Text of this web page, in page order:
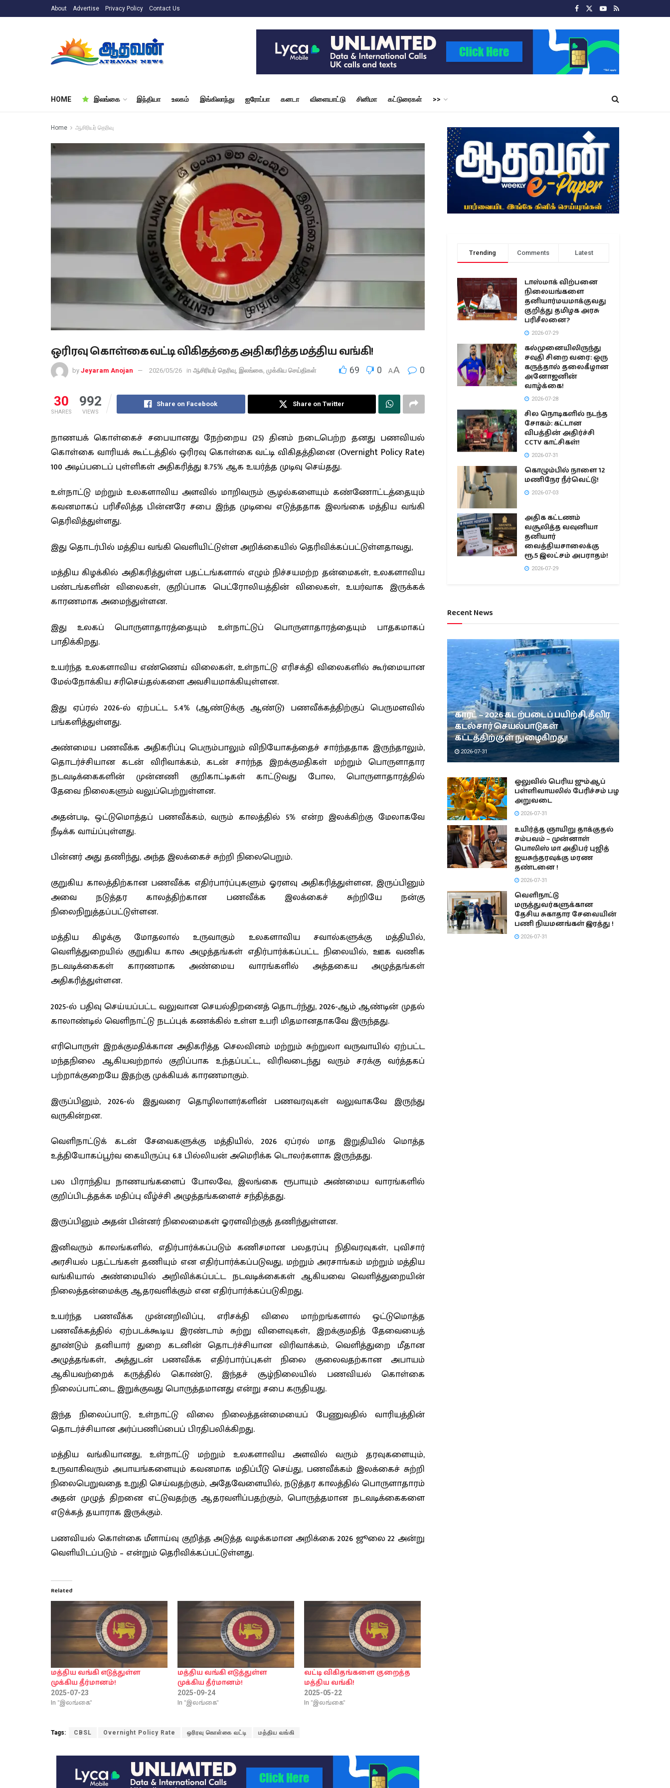
About Advertise Privacy Policy Contact Us
HOME இலங்கை இந்தியா உலகம் இங்கிலாந்து ஐரோப்பா கனடா விளையாட்டு சினிமா கட்டுரைகள் >>
Home ஆசிரியர் தெரிவு
ஒரிரவு கொள்கை வட்டி விகிதத்தை அதிகரித்த மத்திய வங்கி!
by Jeyaram Anojan 2026/05/26 in ஆசிரியர் தெரிவு இலங்கை முக்கிய செய்திகள் 69 0 AA 0
30
SHARES
992
VIEWS
Share on Facebook Share on Twitter
நாணயக் கொள்கைச் சபையானதுநேற்றைய (25) தினம் நடைபெற்ற தனது பணவியல்
கொள்கை வாரியக் கூட்டத்தில் ஒரிரவு கொள்கை வட்டி விகிதத்தினை (Overnight Policy Rate)
100 அடிப்படைப் புள்ளிகள் அதிகரித்து 8.75% ஆக உயர்த்த முடிவு செய்தது.
உள்நாட்டு மற்றும் உலகளாவிய அளவில் மாறிவரும் சூழல்களையும் கண்ணோட்டத்தையும்
கவனமாகப் பரிசீலித்த பின்னரே சபை இந்த முடிவை எடுத்ததாக இலங்கை மத்திய வங்கி
தெரிவித்துள்ளது.
இது தொடர்பில் மத்திய வங்கி வெளியிட்டுள்ள அறிக்கையில் தெரிவிக்கப்பட்டுள்ளதாவது,
மத்திய கிழக்கில் அதிகரித்துள்ள பதட்டங்களால் எழும் நிச்சயமற்ற தன்மைகள், உலகளாவிய
பண்டங்களின் விலைகள், குறிப்பாக பெட்ரோலியத்தின் விலைகள், உயர்வாக இருக்கக்
காரணமாக அமைந்துள்ளன.
இது உலகப் பொருளாதாரத்தையும் உள்நாட்டுப் பொருளாதாரத்தையும் பாதகமாகப்
பாதிக்கிறது.
உயர்ந்த உலகளாவிய எண்ணெய் விலைகள், உள்நாட்டு எரிசக்தி விலைகளில் கூர்மையான
மேல்நோக்கிய சரிசெய்தல்களை அவசியமாக்கியுள்ளன.
இது ஏப்ரல் 2026-ல் ஏற்பட்ட 5.4% (ஆண்டுக்கு ஆண்டு) பணவீக்கத்திற்குப் பெருமளவில்
பங்களித்துள்ளது.
அண்மைய பணவீக்க அதிகரிப்பு பெரும்பாலும் விநியோகத்தைச் சார்ந்ததாக இருந்தாலும்,
தொடர்ச்சியான கடன் விரிவாக்கம், கடன் சார்ந்த இறக்குமதிகள் மற்றும் பொருளாதார
நடவடிக்கைகளின் முன்னணி குறிகாட்டிகள் காட்டுவது போல, பொருளாதாரத்தில்
தேவைநிலைகளும் வலுப்பெற்றுள்ளன.
அதன்படி, ஒட்டுமொத்தப் பணவீக்கம், வரும் காலத்தில் 5% என்ற இலக்கிற்கு மேலாகவே
நீடிக்க வாய்ப்புள்ளது.
பின்னர் அது தணிந்து, அந்த இலக்கைச் சுற்றி நிலைபெறும்.
குறுகிய காலத்திற்கான பணவீக்க எதிர்பார்ப்புகளும் ஓரளவு அதிகரித்துள்ளன, இருப்பினும்
அவை நடுத்தர காலத்திற்கான பணவீக்க இலக்கைச் சுற்றியே நன்கு
நிலைநிறுத்தப்பட்டுள்ளன.
மத்திய கிழக்கு மோதலால் உருவாகும் உலகளாவிய சவால்களுக்கு மத்தியில்,
வெளித்துறையில் குறுகிய கால அழுத்தங்கள் எதிர்பார்க்கப்பட்ட நிலையில், ஊக வணிக
நடவடிக்கைகள் காரணமாக அண்மைய வாரங்களில் அத்தகைய அழுத்தங்கள்
அதிகரித்துள்ளன.
2025-ல் பதிவு செய்யப்பட்ட வலுவான செயல்திறனைத் தொடர்ந்து, 2026-ஆம் ஆண்டின் முதல்
காலாண்டில் வெளிநாட்டு நடப்புக் கணக்கில் உள்ள உபரி மிதமானதாகவே இருந்தது.
எரிபொருள் இறக்குமதிக்கான அதிகரித்த செலவினம் மற்றும் சுற்றுலா வருவாயில் ஏற்பட்ட
மந்தநிலை ஆகியவற்றால் குறிப்பாக உந்தப்பட்ட, விரிவடைந்து வரும் சரக்கு வர்த்தகப்
பற்றாக்குறையே இதற்கு முக்கியக் காரணமாகும்.
இருப்பினும், 2026-ல் இதுவரை தொழிலாளர்களின் பணவரவுகள் வலுவாகவே இருந்து
வருகின்றன.
வெளிநாட்டுக் கடன் சேவைகளுக்கு மத்தியில், 2026 ஏப்ரல் மாத இறுதியில் மொத்த
உத்தியோகப்பூர்வ கையிருப்பு 6.8 பில்லியன் அமெரிக்க டொலர்களாக இருந்தது.
பல பிராந்திய நாணயங்களைப் போலவே, இலங்கை ரூபாயும் அண்மைய வாரங்களில்
குறிப்பிடத்தக்க மதிப்பு வீழ்ச்சி அழுத்தங்களைச் சந்தித்தது.
இருப்பினும் அதன் பின்னர் நிலைமைகள் ஓரளவிற்குத் தணிந்துள்ளன.
இனிவரும் காலங்களில், எதிர்பார்க்கப்படும் கணிசமான பலதரப்பு நிதிவரவுகள், புவிசார்
அரசியல் பதட்டங்கள் தணியும் என எதிர்பார்க்கப்படுவது, மற்றும் அரசாங்கம் மற்றும் மத்திய
வங்கியால் அண்மையில் அறிவிக்கப்பட்ட நடவடிக்கைகள் ஆகியவை வெளித்துறையின்
நிலைத்தன்மைக்கு ஆதரவளிக்கும் என எதிர்பார்க்கப்படுகிறது.
உயர்ந்த பணவீக்க முன்னறிவிப்பு, எரிசக்தி விலை மாற்றங்களால் ஒட்டுமொத்த
பணவீக்கத்தில் ஏற்படக்கூடிய இரண்டாம் சுற்று விளைவுகள், இறக்குமதித் தேவையைத்
தூண்டும் தனியார் துறை கடனின் தொடர்ச்சியான விரிவாக்கம், வெளித்துறை மீதான
அழுத்தங்கள், அத்துடன் பணவீக்க எதிர்பார்ப்புகள் நிலை குலைவதற்கான அபாயம்
ஆகியவற்றைக் கருத்தில் கொண்டு, இந்தச் சூழ்நிலையில் பணவியல் கொள்கை
நிலைப்பாட்டை இறுக்குவது பொருத்தமானது என்று சபை கருதியது.
இந்த நிலைப்பாடு, உள்நாட்டு விலை நிலைத்தன்மையைப் பேணுவதில் வாரியத்தின்
தொடர்ச்சியான அர்ப்பணிப்பைப் பிரதிபலிக்கிறது.
மத்திய வங்கியானது, உள்நாட்டு மற்றும் உலகளாவிய அளவில் வரும் தரவுகளையும்,
உருவாகிவரும் அபாயங்களையும் கவனமாக மதிப்பீடு செய்து, பணவீக்கம் இலக்கைச் சுற்றி
நிலைபெறுவதை உறுதி செய்வதற்கும், அதேவேளையில், நடுத்தர காலத்தில் பொருளாதாரம்
அதன் முழுத் திறனை எட்டுவதற்கு ஆதரவளிப்பதற்கும், பொருத்தமான நடவடிக்கைகளை
எடுக்கத் தயாராக இருக்கும்.
பணவியல் கொள்கை மீளாய்வு குறித்த அடுத்த வழக்கமான அறிக்கை 2026 ஜூலை 22 அன்று
வெளியிடப்படும் – என்றும் தெரிவிக்கப்பட்டுள்ளது.
Related
மத்திய வங்கி எடுத்துள்ள
முக்கிய தீர்மானம்!
2025-07-23
In "இலங்கை"
மத்திய வங்கி எடுத்துள்ள
முக்கிய தீர்மானம்!
2025-09-24
In "இலங்கை"
வட்டி விகிதங்களை குறைத்த
மத்திய வங்கி!
2025-05-22
In "இலங்கை"
Tags: CBSL Overnight Policy Rate ஒரிரவு கொள்கை வட்டி மத்திய வங்கி
Trending Comments Latest
டாஸ்மாக் விற்பனை
நிலையங்களை
தனியார்மயமாக்குவது
குறித்து தமிழக அரசு
பரிசீலனை?
2026-07-29
கல்முனையிலிருந்து
சவுதி சிறை வரை: ஒரு
கருத்தால் தலைகீழான
அனோஜனின்
வாழ்க்கை!
2026-07-28
சில நொடிகளில் நடந்த
சோகம்: கட்டான
விபத்தின் அதிர்ச்சி
CCTV காட்சிகள்!
2026-07-31
கொழும்பில் நாளை 12
மணிநேர நீர்வெட்டு!
2026-07-03
அதிக கட்டணம்
வசூலித்த வவுனியா
தனியார்
வைத்தியசாலைக்கு
ரூ.5 இலட்சம் அபராதம்!
2026-07-29
Recent News
காரட் – 2026 கடற்படைப் பயிற்சி, தீவிர
கடல்சார் செயல்பாடுகள்
கட்டத்திற்குள் நுழைகிறது!
2026-07-31
ஒலுவில் பெரிய ஜும்ஆப்
பள்ளிவாயலில் பேரிச்சம் பழ
அறுவடை
2026-07-31
உயிர்த்த ஞாயிறு தாக்குதல்
சம்பவம் – முன்னாள்
பொலிஸ் மா அதிபர் புஜித்
ஜயசுந்தரவுக்கு மரண
தண்டனை !
2026-07-31
வெளிநாட்டு
மருத்துவர்களுக்கான
தேசிய சுகாதார சேவையின்
பணி நியமனங்கள் இரத்து !
2026-07-31